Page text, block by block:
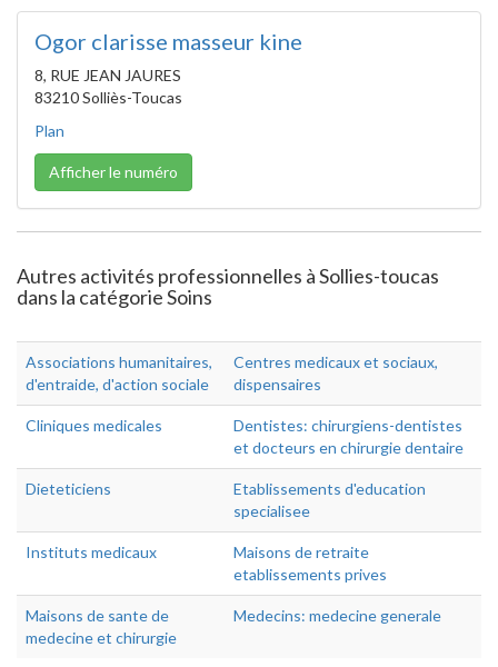
Ogor clarisse masseur kine
8, RUE JEAN JAURES
83210 Solliès-Toucas
Plan
Afficher le numéro
Autres activités professionnelles à Sollies-toucas
dans la catégorie Soins
Associations humanitaires,
d'entraide, d'action sociale
Centres medicaux et sociaux,
dispensaires
Cliniques medicales
Dentistes: chirurgiens-dentistes
et docteurs en chirurgie dentaire
Dieteticiens
Etablissements d'education
specialisee
Instituts medicaux
Maisons de retraite
etablissements prives
Maisons de sante de
medecine et chirurgie
Medecins: medecine generale